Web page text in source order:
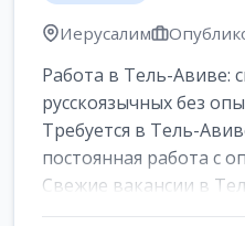
Иерусалим
Работа в Тель-Авиве:
русскоязычных без
Требуется в Тель-
постоянная работа с
Свежие вакансии в
женщин от хозя...